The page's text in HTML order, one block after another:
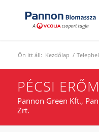
Ön itt áll: Kezdőlap /
PÉCSI
Pannon Green Kft.,
Zrt.